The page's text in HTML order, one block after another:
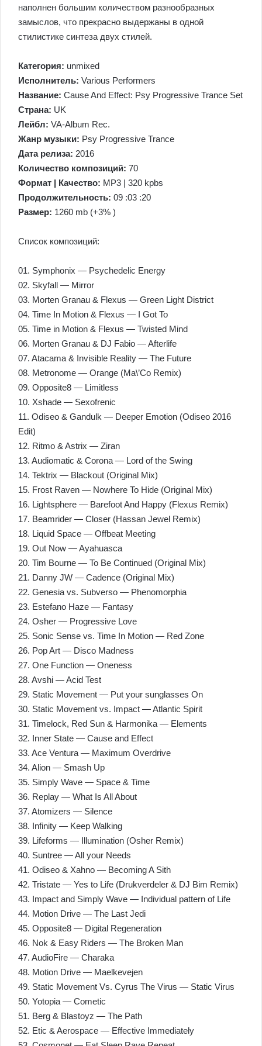
наполнен большим количеством разнообразных
замыслов, что прекрасно выдержаны в одной
стилистике синтеза двух стилей.
Категория: unmixed
Исполнитель: Various Performers
Название: Cause And Effect: Psy Progressive Trance Set
Страна: UK
Лейбл: VA-Album Rec.
Жанр музыки: Psy Progressive Trance
Дата релиза: 2016
Количество композиций: 70
Формат | Качество: MP3 | 320 kpbs
Продолжительность: 09 :03 :20
Размер: 1260 mb (+3% )
Список композиций:
01. Symphonix — Psychedelic Energy
02. Skyfall — Mirror
03. Morten Granau & Flexus — Green Light District
04. Time In Motion & Flexus — I Got To
05. Time in Motion & Flexus — Twisted Mind
06. Morten Granau & DJ Fabio — Afterlife
07. Atacama & Invisible Reality — The Future
08. Metronome — Orange (Ma\’Co Remix)
09. Opposite8 — Limitless
10. Xshade — Sexofrenic
11. Odiseo & Gandulk — Deeper Emotion (Odiseo 2016
Edit)
12. Ritmo & Astrix — Ziran
13. Audiomatic & Corona — Lord of the Swing
14. Tektrix — Blackout (Original Mix)
15. Frost Raven — Nowhere To Hide (Original Mix)
16. Lightsphere — Barefoot And Happy (Flexus Remix)
17. Beamrider — Closer (Hassan Jewel Remix)
18. Liquid Space — Offbeat Meeting
19. Out Now — Ayahuasca
20. Tim Bourne — To Be Continued (Original Mix)
21. Danny JW — Cadence (Original Mix)
22. Genesia vs. Subverso — Phenomorphia
23. Estefano Haze — Fantasy
24. Osher — Progressive Love
25. Sonic Sense vs. Time In Motion — Red Zone
26. Pop Art — Disco Madness
27. One Function — Oneness
28. Avshi — Acid Test
29. Static Movement — Put your sunglasses On
30. Static Movement vs. Impact — Atlantic Spirit
31. Timelock, Red Sun & Harmonika — Elements
32. Inner State — Cause and Effect
33. Ace Ventura — Maximum Overdrive
34. Alion — Smash Up
35. Simply Wave — Space & Time
36. Replay — What Is All About
37. Atomizers — Silence
38. Infinity — Keep Walking
39. Lifeforms — Illumination (Osher Remix)
40. Suntree — All your Needs
41. Odiseo & Xahno — Becoming A Sith
42. Tristate — Yes to Life (Drukverdeler & DJ Bim Remix)
43. Impact and Simply Wave — Individual pattern of Life
44. Motion Drive — The Last Jedi
45. Opposite8 — Digital Regeneration
46. Nok & Easy Riders — The Broken Man
47. AudioFire — Charaka
48. Motion Drive — Maelkevejen
49. Static Movement Vs. Cyrus The Virus — Static Virus
50. Yotopia — Cometic
51. Berg & Blastoyz — The Path
52. Etic & Aerospace — Effective Immediately